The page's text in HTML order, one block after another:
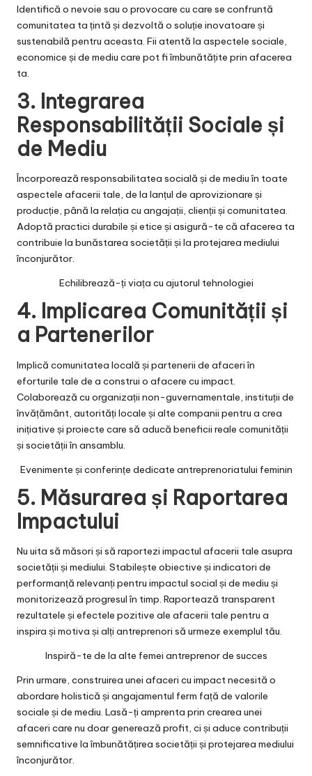
Identifică o nevoie sau o provocare cu care se confruntă
comunitatea ta țintă și dezvoltă o soluție inovatoare și
sustenabilă pentru aceasta. Fii atentă la aspectele sociale,
economice și de mediu care pot fi îmbunătățite prin afacerea
ta.
3. Integrarea
Responsabilității Sociale și
de Mediu
Încorporează responsabilitatea socială și de mediu în toate
aspectele afacerii tale, de la lanțul de aprovizionare și
producție, până la relația cu angajații, clienții și comunitatea.
Adoptă practici durabile și etice și asigură-te că afacerea ta
contribuie la bunăstarea societății și la protejarea mediului
înconjurător.
Echilibrează-ți viața cu ajutorul tehnologiei
4. Implicarea Comunității și
a Partenerilor
Implică comunitatea locală și partenerii de afaceri în
eforturile tale de a construi o afacere cu impact.
Colaborează cu organizații non-guvernamentale, instituții de
învățământ, autorități locale și alte companii pentru a crea
inițiative și proiecte care să aducă beneficii reale comunității
și societății în ansamblu.
Evenimente și conferințe dedicate antreprenoriatului feminin
5. Măsurarea și Raportarea
Impactului
Nu uita să măsori și să raportezi impactul afacerii tale asupra
societății și mediului. Stabilește obiective și indicatori de
performanță relevanți pentru impactul social și de mediu și
monitorizează progresul în timp. Raportează transparent
rezultatele și efectele pozitive ale afacerii tale pentru a
inspira și motiva și alți antreprenori să urmeze exemplul tău.
Inspiră-te de la alte femei antreprenor de succes
Prin urmare, construirea unei afaceri cu impact necesită o
abordare holistică și angajamentul ferm față de valorile
sociale și de mediu. Lasă-ți amprenta prin crearea unei
afaceri care nu doar generează profit, ci și aduce contribuții
semnificative la îmbunătățirea societății și protejarea mediului
înconjurător.